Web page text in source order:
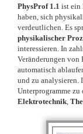
PhysProf 1.1 ist ein
haben, sich
verdeutlichen. Es
physikalischer
interessieren. In
Veränderungen von
automatisch
und zu analysieren.
Unterprogramme zu
Elektrotechnik,